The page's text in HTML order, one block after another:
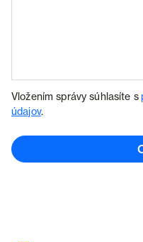
Vložením správy súhlasíte s
údajov.